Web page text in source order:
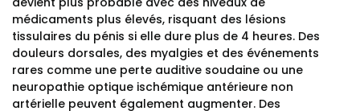
médicaments plus élevés, risquant des lésions
tissulaires du pénis si elle dure plus de 4 heures. Des
douleurs dorsales, des myalgies et des événements
rares comme une perte auditive soudaine ou une
neuropathie optique ischémique antérieure non
artérielle peuvent également augmenter. Des